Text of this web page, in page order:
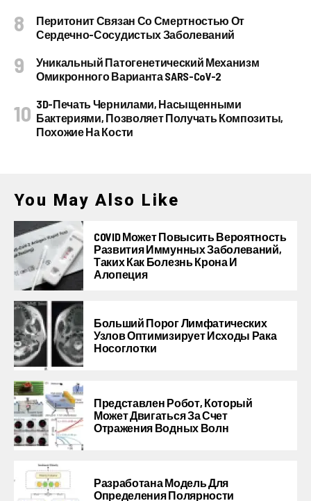
Перитонит Связан Со Смертностью От
Сердечно-Сосудистых Заболеваний
Уникальный Патогенетический Механизм
Омикронного Варианта SARS-CoV-2
3D-Печать Чернилами, Насыщенными
Бактериями, Позволяет Получать Композиты,
Похожие На Кости
You May Also Like
COVID Может Повысить Вероятность
Развития Иммунных Заболеваний,
Таких Как Болезнь Крона И
Алопеция
Больший Порог Лимфатических
Узлов Оптимизирует Исходы Рака
Носоглотки
Представлен Робот, Который
Может Двигаться За Счет
Отражения Водных Волн
Разработана Модель Для
Определения Полярности